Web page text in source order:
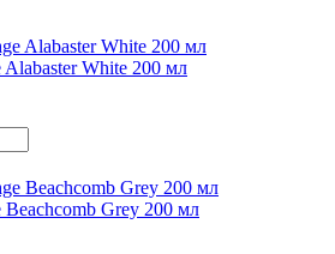
White 200 мл
Grey 200 мл